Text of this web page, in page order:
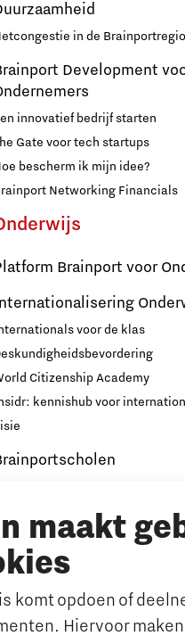
maakt
komt opdoen of
Hiervoor
in de Brainportregio
Development
innovatief bedrijf starten
Gate voor tech startups
bescherm ik mijn idee?
Networking Financials
Brainport voor
voor de klas
Citizenship Academy
kennishub voor
Brainport voor
& Onderzoeken